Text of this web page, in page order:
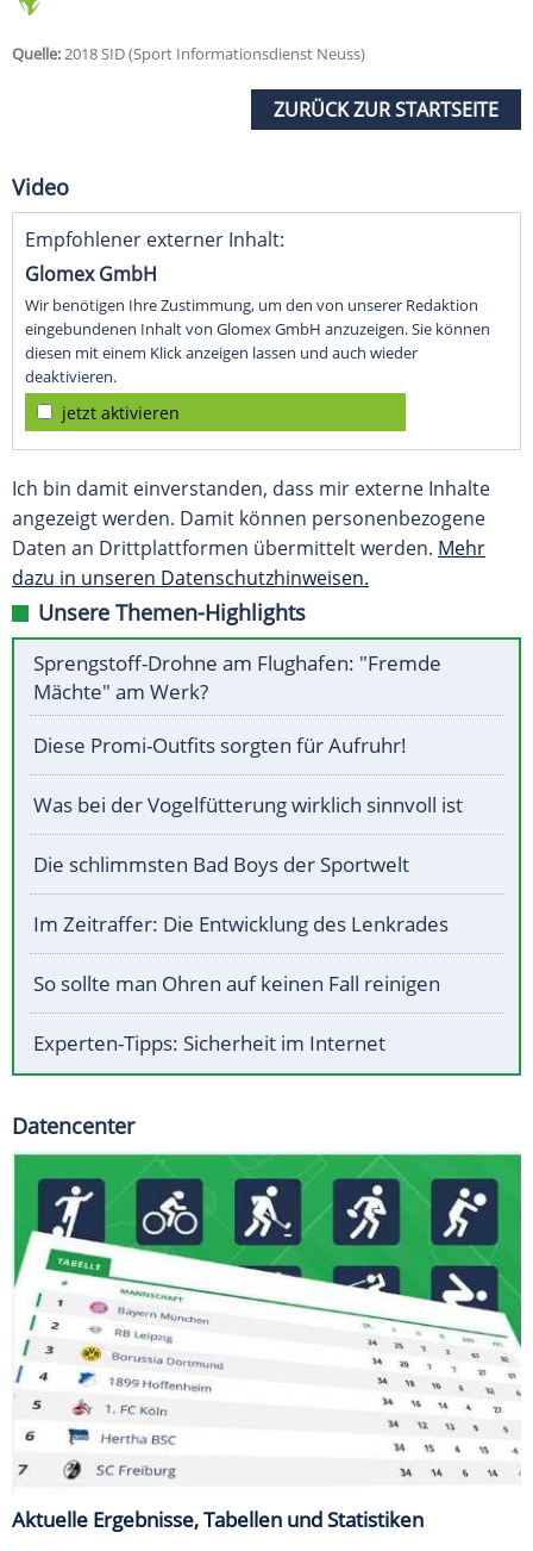
Quelle:2018 SID (Sport Informationsdienst Neuss)
ZURÜCK ZUR STARTSEITE
Video
Empfohlener externer Inhalt:
Glomex GmbH
Wir benötigen Ihre Zustimmung, um den von unserer Redaktion
eingebundenen Inhalt von Glomex GmbH anzuzeigen. Sie können
diesen mit einem Klick anzeigen lassen und auch wieder
deaktivieren.
jetzt aktivieren
Ich bin damit einverstanden, dass mir externe Inhalte
angezeigt werden. Damit können personenbezogene
Daten an Drittplattformen übermittelt werden. Mehr
dazu in unseren Datenschutzhinweisen.
Unsere Themen-Highlights
Sprengstoff-Drohne am Flughafen: "Fremde
Mächte" am Werk?
Diese Promi-Outfits sorgten für Aufruhr!
Was bei der Vogelfütterung wirklich sinnvoll ist
Die schlimmsten Bad Boys der Sportwelt
Im Zeitraffer: Die Entwicklung des Lenkrades
So sollte man Ohren auf keinen Fall reinigen
Experten-Tipps: Sicherheit im Internet
Datencenter
Aktuelle Ergebnisse, Tabellen und Statistiken